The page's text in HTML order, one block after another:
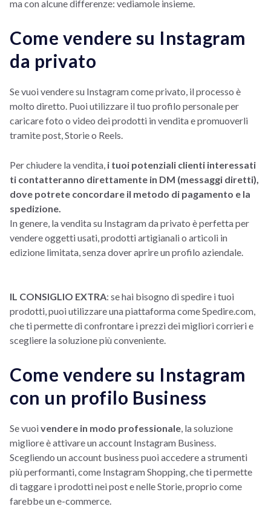
ma con alcune differenze: vediamole insieme.
Come vendere su Instagram
da privato
Se vuoi vendere su Instagram come privato, il processo è
molto diretto. Puoi utilizzare il tuo profilo personale per
caricare foto o video dei prodotti in vendita e promuoverli
tramite post, Storie o Reels.
Per chiudere la vendita, i tuoi potenziali clienti interessati
ti contatteranno direttamente in DM (messaggi diretti),
dove potrete concordare il metodo di pagamento e la
spedizione.
In genere, la vendita su Instagram da privato è perfetta per
vendere oggetti usati, prodotti artigianali o articoli in
edizione limitata, senza dover aprire un profilo aziendale.
IL CONSIGLIO EXTRA: se hai bisogno di spedire i tuoi
prodotti, puoi utilizzare una piattaforma come Spedire.com,
che ti permette di confrontare i prezzi dei migliori corrieri e
scegliere la soluzione più conveniente.
Come vendere su Instagram
con un profilo Business
Se vuoivendere in modo professionale , la soluzione
migliore è attivare un account Instagram Business.
Scegliendo un account business puoi accedere a strumenti
più performanti, come Instagram Shopping, che ti permette
di taggare i prodotti nei post e nelle Storie, proprio come
farebbe un e-commerce.